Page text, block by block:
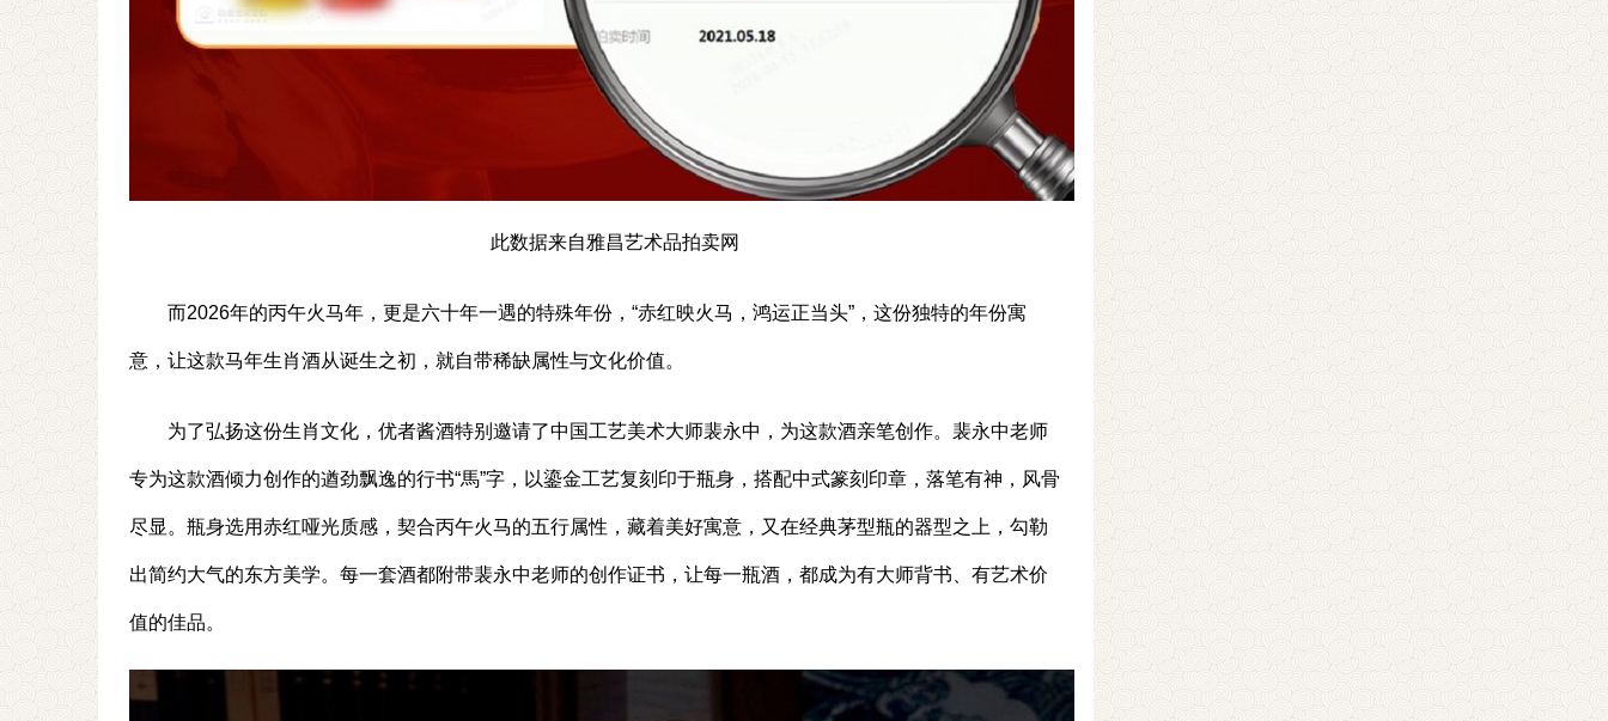
此数据来自雅昌艺术品拍卖网
而2026年的丙午火马年，更是六十年一遇的特殊年份，“赤红映火马，鸿运正当头”，这份独特的年份寓
意，让这款马年生肖酒从诞生之初，就自带稀缺属性与文化价值。
为了弘扬这份生肖文化，优者酱酒特别邀请了中国工艺美术大师裴永中，为这款酒亲笔创作。裴永中老师
专为这款酒倾力创作的遒劲飘逸的行书“馬”字，以鎏金工艺复刻印于瓶身，搭配中式篆刻印章，落笔有神，风骨
尽显。瓶身选用赤红哑光质感，契合丙午火马的五行属性，藏着美好寓意，又在经典茅型瓶的器型之上，勾勒
出简约大气的东方美学。每一套酒都附带裴永中老师的创作证书，让每一瓶酒，都成为有大师背书、有艺术价
值的佳品。